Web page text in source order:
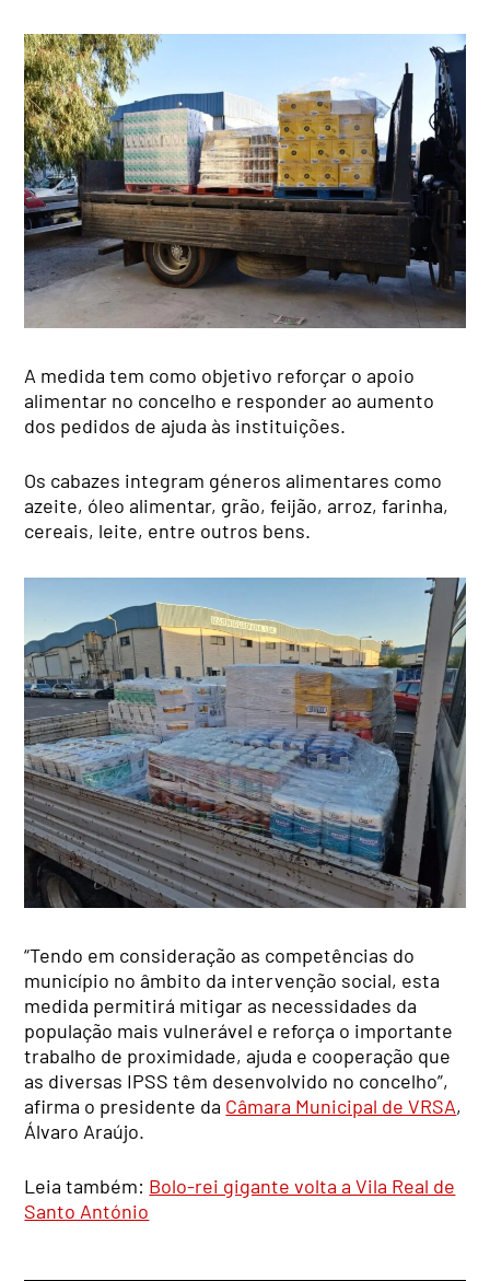
A medida tem como objetivo reforçar o apoio
alimentar no concelho e responder ao aumento
dos pedidos de ajuda às instituições.
Os cabazes integram géneros alimentares como
azeite, óleo alimentar, grão, feijão, arroz, farinha,
cereais, leite, entre outros bens.
“Tendo em consideração as competências do
município no âmbito da intervenção social, esta
medida permitirá mitigar as necessidades da
população mais vulnerável e reforça o importante
trabalho de proximidade, ajuda e cooperação que
as diversas IPSS têm desenvolvido no concelho”,
afirma o presidente da Câmara Municipal de VRSA,
Álvaro Araújo.
Leia também: Bolo-rei gigante volta a Vila Real de
Santo António